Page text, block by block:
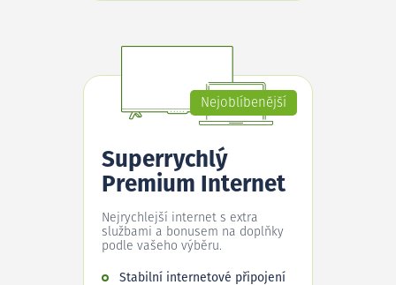
Nejoblíbenější
Superrychlý
Premium Internet
Nejrychlejší internet s extra
službami a bonusem na doplňky
podle vašeho výběru.
Stabilní internetové připojení